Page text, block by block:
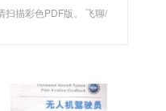
扫描彩色PDF版。 飞聊/